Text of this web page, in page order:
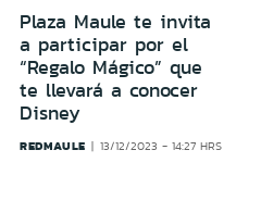
Plaza Maule te invita
a participar por el
“Regalo Mágico” que
te llevará a conocer
Disney
REDMAULE 13/12/2023 - 14:27 HRS